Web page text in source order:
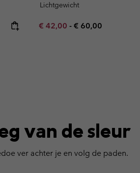
Lichtgewicht
Minimum sale price:
€ 42,00 - Maximum price:
€ 60,00
van de sleur
ver achter je en volg de paden.